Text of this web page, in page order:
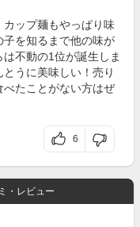
ップ麺もやっぱり味
を知るまで他の味が
不動の1位が誕生しま
うに美味しい！売り
たことがない方はぜ
6
・レビュー